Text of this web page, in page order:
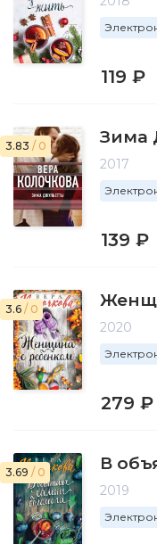
119 ₽
3.83 / 0 Зима
2017
139 ₽
3.6 / 0
2020
279 ₽
3.69 / 0 В
2019